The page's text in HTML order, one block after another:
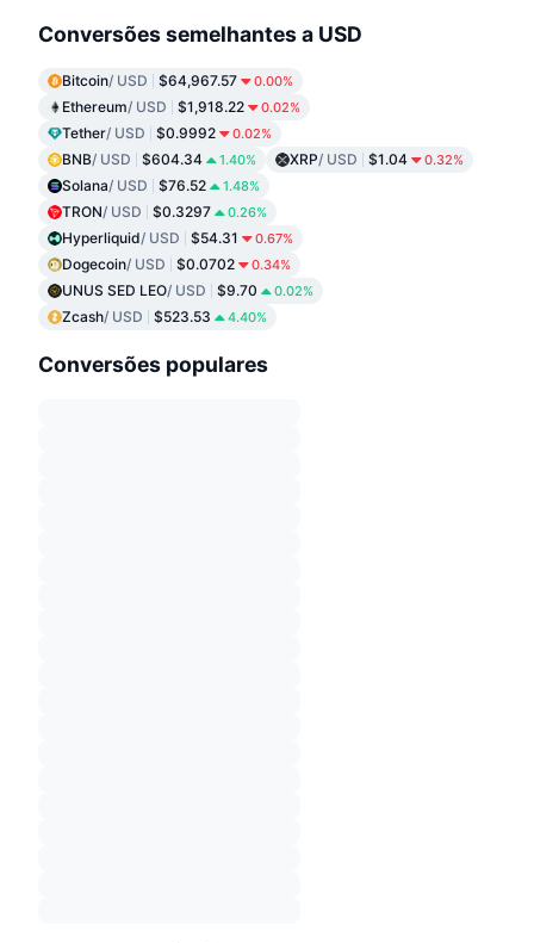
Conversões semelhantes a USD
Bitcoin/ USD $64,967.57 0.00%
Ethereum/ USD $1,918.22 0.02%
Tether/ USD $0.9992 0.02%
BNB/ USD $604.34 1.40% XRP/ USD $1.04 0.32%
Solana/ USD $76.52 1.48%
TRON/ USD $0.3297 0.26%
Hyperliquid/ USD $54.31 0.67%
Dogecoin/ USD $0.0702 0.34%
UNUS SED LEO/ USD $9.70 0.02%
Zcash/ USD $523.53 4.40%
Conversões populares